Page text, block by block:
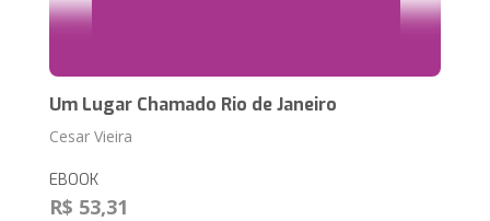
Um Lugar Chamado Rio de Janeiro
Cesar Vieira
EBOOK
R$ 53,31